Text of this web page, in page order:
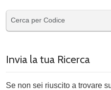
Invia la tua Ricerca
Se non sei riuscito a trovare